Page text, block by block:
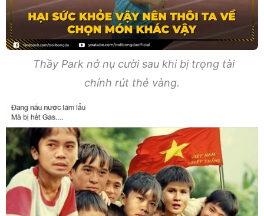
Thầy Park nở nụ cười sau khi bị trọng tài
chính rút thẻ vàng.